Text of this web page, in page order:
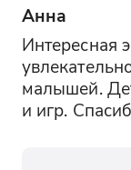
Анна
Интересная
малышей.
и игр.